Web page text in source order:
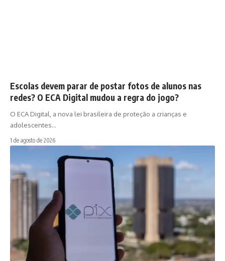
Escolas devem parar de postar fotos de alunos nas
redes? O ECA Digital mudou a regra do jogo?
O ECA Digital, a nova lei brasileira de proteção a crianças e
adolescentes…
1 de agosto de 2026